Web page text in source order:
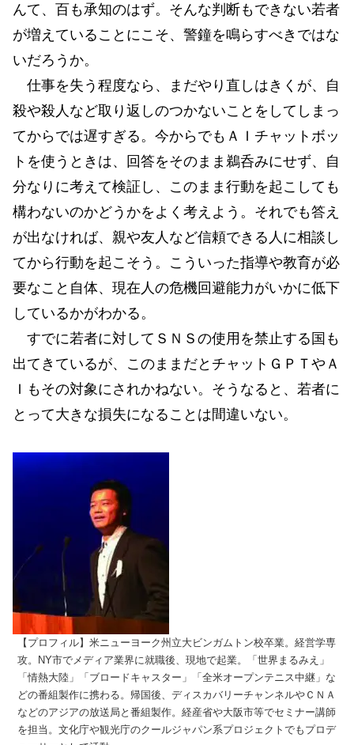
んて、百も承知のはず。そんな判断もできない若者
が増えていることにこそ、警鐘を鳴らすべきではな
いだろうか。
仕事を失う程度なら、まだやり直しはきくが、自
殺や殺人など取り返しのつかないことをしてしまっ
てからでは遅すぎる。今からでもＡＩチャットボッ
トを使うときは、回答をそのまま鵜呑みにせず、自
分なりに考えて検証し、このまま行動を起こしても
構わないのかどうかをよく考えよう。それでも答え
が出なければ、親や友人など信頼できる人に相談し
てから行動を起こそう。こういった指導や教育が必
要なこと自体、現在人の危機回避能力がいかに低下
しているかがわかる。
すでに若者に対してＳＮＳの使用を禁止する国も
出てきているが、このままだとチャットＧＰＴやＡ
Ｉもその対象にされかねない。そうなると、若者に
とって大きな損失になることは間違いない。
【プロフィル】米ニューヨーク州立大ビンガムトン校卒業。経営学専
攻。NY市でメディア業界に就職後、現地で起業。「世界まるみえ」
「情熱大陸」「ブロードキャスター」「全米オープンテニス中継」な
どの番組製作に携わる。帰国後、ディスカバリーチャンネルやＣＮＡ
などのアジアの放送局と番組製作。経産省や大阪市等でセミナー講師
を担当。文化庁や観光庁のクールジャパン系プロジェクトでもプロデ